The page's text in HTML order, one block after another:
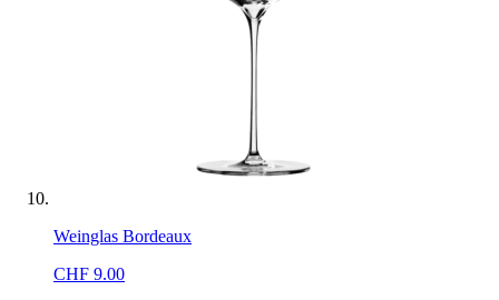
Weinglas Bordeaux
CHF 9.00